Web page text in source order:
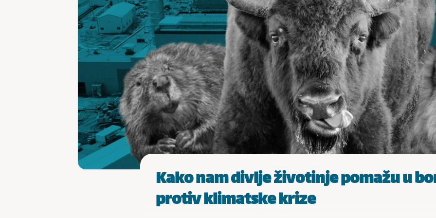
Kako nam divlje životinje pomažu u
protiv klimatske krize